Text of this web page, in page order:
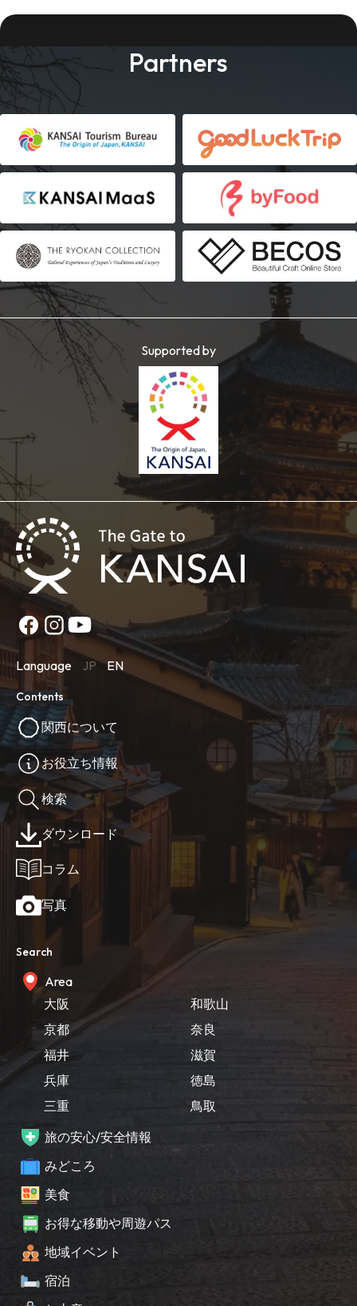
Partners
Supported by
Language JP EN
Contents
関西について
お役立ち情報
検索
ダウンロード
コラム
写真
Search
Area
大阪
京都
福井
兵庫
三重
和歌山
奈良
滋賀
徳島
鳥取
旅の安心/安全情報
みどころ
美食
お得な移動や周遊パス
地域イベント
宿泊